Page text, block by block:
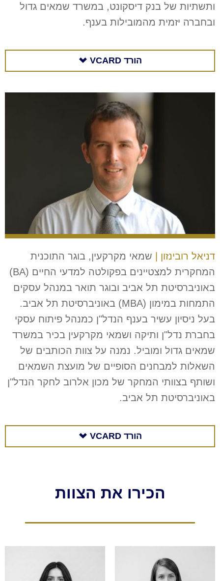
ותשתיות של בנק דיסקונט, במשרד שמאים גדול
ובחברה יזמית מהמובילות בענף.
הורדVCARD
דניאל רובינזון | שמאי מקרקעין, בוגר התוכנית
המחקרית למצטיינים בפקולטה למדעי החיים (BA)
באוניברסיטת תל אביב ובוגר תואר במנהל עסקים
התמחות במימון (MBA) באוניברסיטת תל אביב.
בעל ניסיון עשיר בענף הנדל"ן כמנהל פיתוח עסקי
בחברת נדל"ן ותיקה ושמאי מקרקעין בכיר במשרד
שמאים גדול ומוביל. נמנה על צוות הכותבים של
השאלות למבחנים הסופיים של מועצת השמאים
ושותף בצוותי המחקר של מכון אלרוב לחקר הנדל"ן
באוניברסיטת תל אביב.
הורדVCARD
הכירו את הצוות